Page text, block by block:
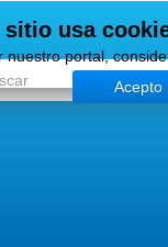
sitio usa
nuestro portal,
Acepto